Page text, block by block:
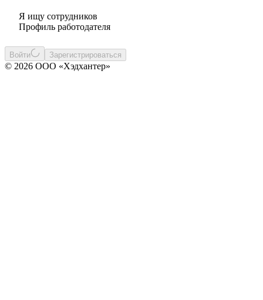
Я ищу сотрудников
Профиль работодателя
Войти Зарегистрироваться
© 2026 ООО «Хэдхантер»